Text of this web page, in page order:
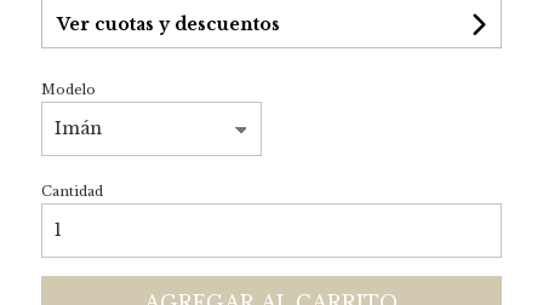
Ver cuotas y descuentos
Modelo
Cantidad